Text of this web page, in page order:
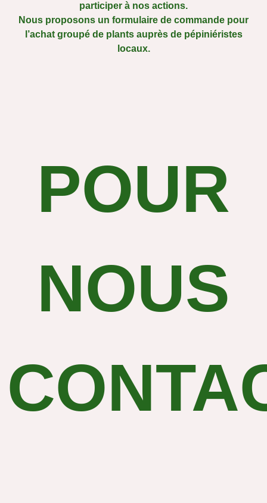
participer à nos actions.
Nous proposons un formulaire de commande pour
l’achat groupé de plants auprès de pépiniéristes
locaux.
POUR
NOUS